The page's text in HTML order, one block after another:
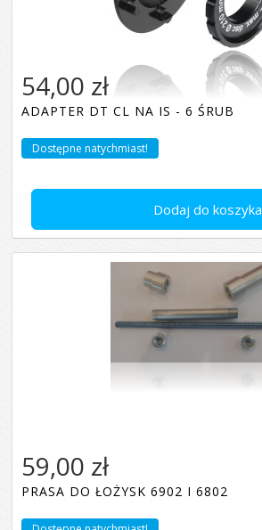
Dodaj do koszyka
54,00 zł
ADAPTER DT CL NA IS - 6 ŚRUB
Dostępne natychmiast!
59,00 zł
PRASA DO ŁOŻYSK 6902 I 6802